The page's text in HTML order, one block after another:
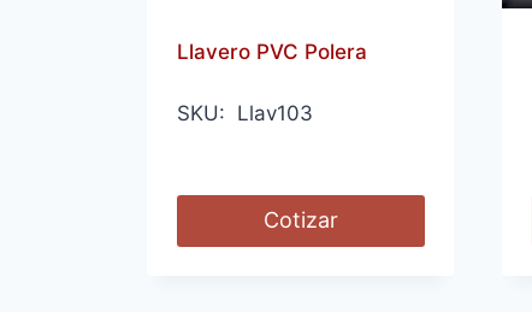
Llavero PVC Polera
SKU: Llav103
Cotizar